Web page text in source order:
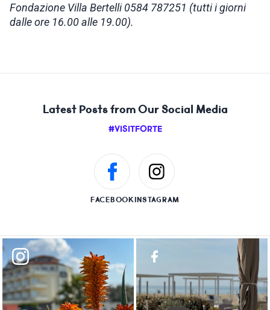
Fondazione Villa Bertelli 0584 787251 (tutti i giorni
dalle ore 16.00 alle 19.00).
Latest Posts from Our Social Media
#VISITFORTE
FACEBOOKINSTAGRAM